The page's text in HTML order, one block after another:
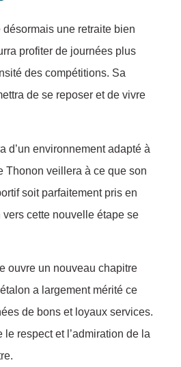
désormais une retraite bien
profiter de journées plus
des compétitions. Sa
de se reposer et de vivre
d’un environnement adapté à
Thonon veillera à ce que son
soit parfaitement pris en
cette nouvelle étape se
ouvre un nouveau chapitre
a largement mérité ce
de bons et loyaux services.
respect et l’admiration de la